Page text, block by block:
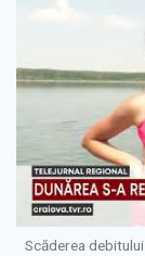
Scăderea